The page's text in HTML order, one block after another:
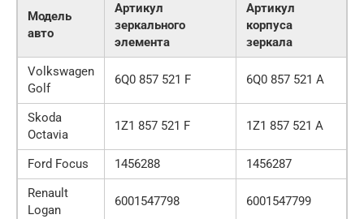
Модель
авто
Артикул
зеркального
элемента
Артикул
корпуса
зеркала
Volkswagen
Golf
6Q0 857 521 F 6Q0 857 521 A
Skoda
Octavia
1Z1 857 521 F 1Z1 857 521 A
Ford Focus 1456288
1456287
Renault
Logan
6001547798 6001547799